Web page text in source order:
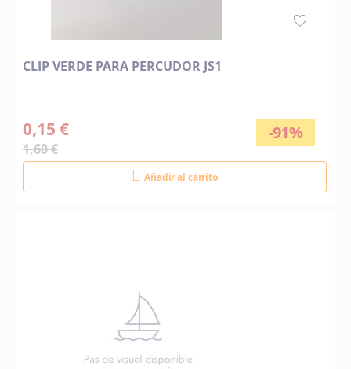
CLIP VERDE PARA PERCUDOR JS1
-91%
0,15 €
1,60 €
Añadir al carrito